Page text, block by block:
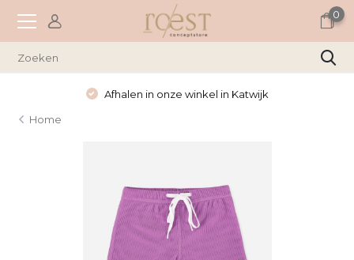
0
Afhalen in onze winkel in Katwijk
Home